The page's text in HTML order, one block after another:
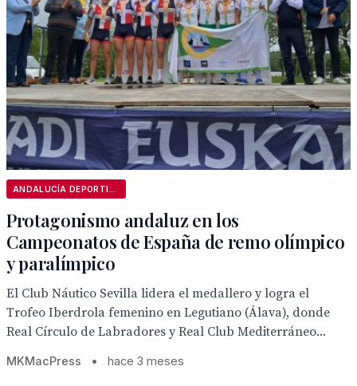
Protagonismo andaluz en los
Campeonatos de España de remo olímpico
y paralímpico
El Club Náutico Sevilla lidera el medallero y logra el
Trofeo Iberdrola femenino en Legutiano (Álava), donde
Real Círculo de Labradores y Real Club Mediterráneo...
MKMacPress • hace 3 meses